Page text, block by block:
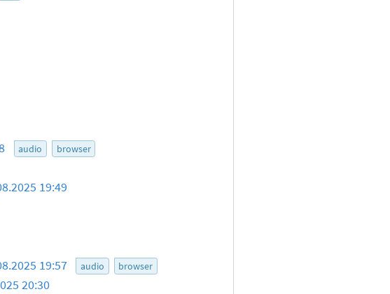
audio browser
19:49
19:57 audio browser
20:30